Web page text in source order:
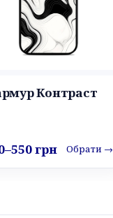
Контраст
грн Обрати →